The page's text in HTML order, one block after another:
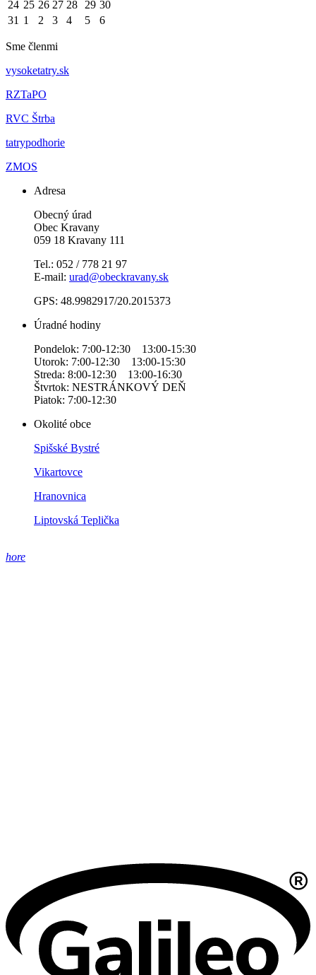
24 25 26 27 28 29 30
31 1 2 3 4 5 6
Sme členmi
vysoketatry.sk
RZTaPO
RVC Štrba
tatrypodhorie
ZMOS
Adresa
Obecný úrad
Obec Kravany
059 18 Kravany 111
Tel.: 052 / 778 21 97
E-mail: urad@obeckravany.sk
GPS: 48.9982917/20.2015373
Úradné hodiny
Pondelok: 7:00-12:30 13:00-15:30
Utorok: 7:00-12:30 13:00-15:30
Streda: 8:00-12:30 13:00-16:30
Štvrtok: NESTRÁNKOVÝ DEŇ
Piatok: 7:00-12:30
Okolité obce
Spišské Bystré
Vikartovce
Hranovnica
Liptovská Teplička
hore